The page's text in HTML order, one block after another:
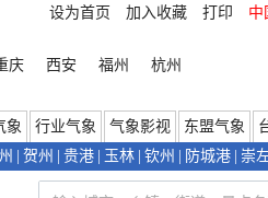
设为首页 加入收藏 打印 中
庆 西安 福州 杭州
象 行业气象 气象影视 东盟气象
贺州 贵港 玉林 钦州 防城港 崇